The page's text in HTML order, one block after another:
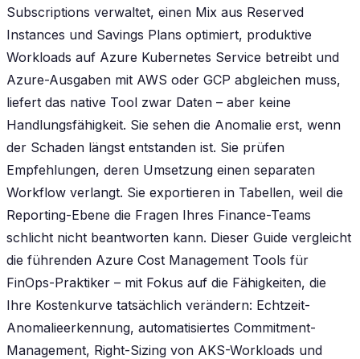
Subscriptions verwaltet, einen Mix aus Reserved
Instances und Savings Plans optimiert, produktive
Workloads auf Azure Kubernetes Service betreibt und
Azure-Ausgaben mit AWS oder GCP abgleichen muss,
liefert das native Tool zwar Daten – aber keine
Handlungsfähigkeit. Sie sehen die Anomalie erst, wenn
der Schaden längst entstanden ist. Sie prüfen
Empfehlungen, deren Umsetzung einen separaten
Workflow verlangt. Sie exportieren in Tabellen, weil die
Reporting-Ebene die Fragen Ihres Finance-Teams
schlicht nicht beantworten kann. Dieser Guide vergleicht
die führenden Azure Cost Management Tools für
FinOps-Praktiker – mit Fokus auf die Fähigkeiten, die
Ihre Kostenkurve tatsächlich verändern: Echtzeit-
Anomalieerkennung, automatisiertes Commitment-
Management, Right-Sizing von AKS-Workloads und